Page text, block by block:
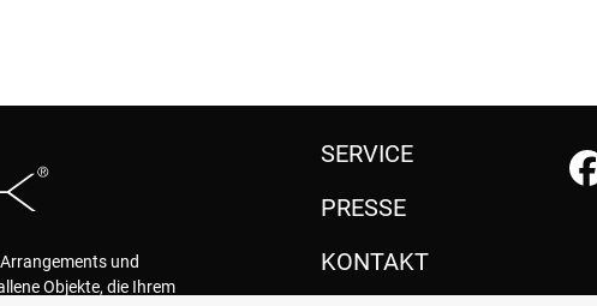
und
Objekte, die Ihrem
SERVICE
PRESSE
KONTAKT